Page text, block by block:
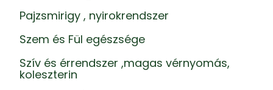
Pajzsmirigy , nyirokrendszer
Szem és Fül egészsége
Szív és érrendszer ,magas vérnyomás,
koleszterin